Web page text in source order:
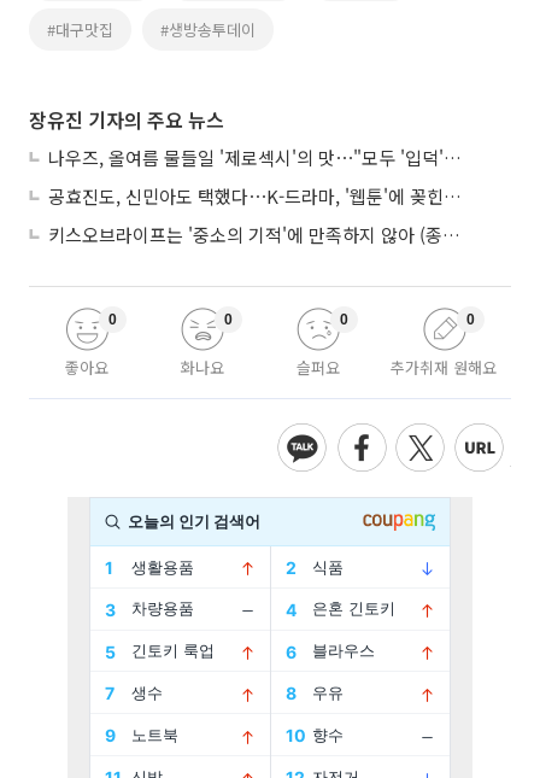
#대구맛집 #생방송투데이
장유진 기자의 주요 뉴스
나우즈, 올여름 물들일 '제로섹시'의 맛⋯"모두 '입덕'시킬 것"
공효진도, 신민아도 택했다⋯K-드라마, '웹툰'에 꽂힌 이유
키스오브라이프는 '중소의 기적'에 만족하지 않아 (종합)
좋아요
0
화나요
0
슬퍼요
0
추가취재 원해요
0